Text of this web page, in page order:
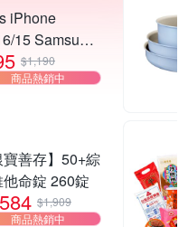
iPhone
15 Samsung
系列 軍規
轉磁吸立架手
$1,190
商品熱銷中
寶善存】50+綜
命錠 260錠
$1,909
商品熱銷中